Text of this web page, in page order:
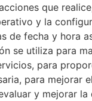
que
y la
de fecha y hora
se utiliza para
para
para mejorar
y mejorar la